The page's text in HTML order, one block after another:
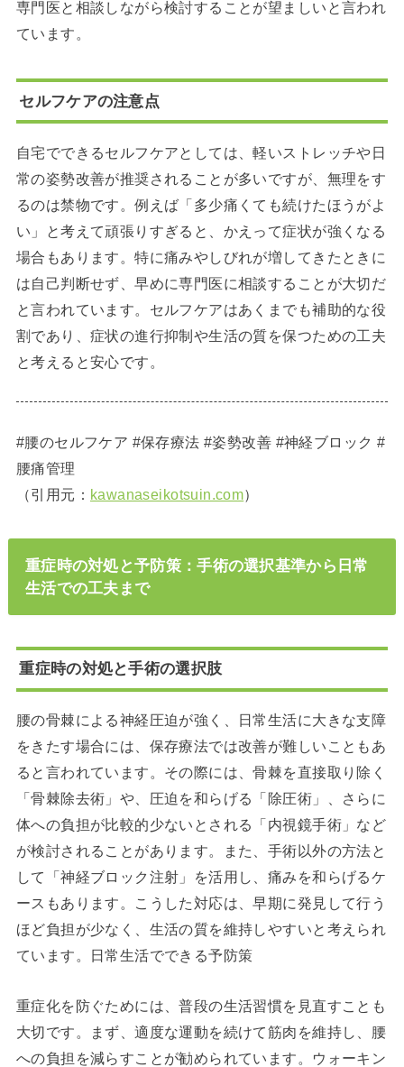
専門医と相談しながら検討することが望ましいと言われ
ています。
セルフケアの注意点
自宅でできるセルフケアとしては、軽いストレッチや日
常の姿勢改善が推奨されることが多いですが、無理をす
るのは禁物です。例えば「多少痛くても続けたほうがよ
い」と考えて頑張りすぎると、かえって症状が強くなる
場合もあります。特に痛みやしびれが増してきたときに
は自己判断せず、早めに専門医に相談することが大切だ
と言われています。セルフケアはあくまでも補助的な役
割であり、症状の進行抑制や生活の質を保つための工夫
と考えると安心です。
#腰のセルフケア #保存療法 #姿勢改善 #神経ブロック #
腰痛管理
（引用元： kawanaseikotsuin.com）
重症時の対処と予防策：手術の選択基準から日常
生活での工夫まで
重症時の対処と手術の選択肢
腰の骨棘による神経圧迫が強く、日常生活に大きな支障
をきたす場合には、保存療法では改善が難しいこともあ
ると言われています。その際には、骨棘を直接取り除く
「骨棘除去術」や、圧迫を和らげる「除圧術」、さらに
体への負担が比較的少ないとされる「内視鏡手術」など
が検討されることがあります。また、手術以外の方法と
して「神経ブロック注射」を活用し、痛みを和らげるケ
ースもあります。こうした対応は、早期に発見して行う
ほど負担が少なく、生活の質を維持しやすいと考えられ
ています。日常生活でできる予防策
重症化を防ぐためには、普段の生活習慣を見直すことも
大切です。まず、適度な運動を続けて筋肉を維持し、腰
への負担を減らすことが勧められています。ウォーキン